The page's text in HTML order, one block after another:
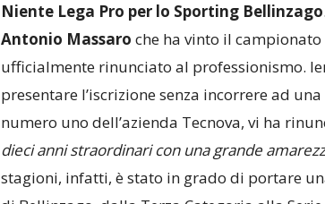
Niente Lega Pro per lo Sporting Bellinzago
Antonio Massaro che ha vinto il campionato
ufficialmente rinunciato al professionismo.
presentare l’iscrizione senza incorrere ad
numero uno dell’azienda Tecnova, vi ha
dieci anni straordinari con una grande
stagioni, infatti, è stato in grado di portare